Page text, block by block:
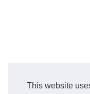
This website